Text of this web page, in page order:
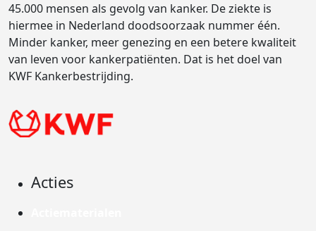
45.000 mensen als gevolg van kanker. De ziekte is
hiermee in Nederland doodsoorzaak nummer één.
Minder kanker, meer genezing en een betere kwaliteit
van leven voor kankerpatiënten. Dat is het doel van
KWF Kankerbestrijding.
Acties